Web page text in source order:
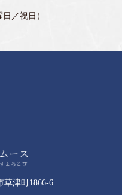
／祝日）
草津町1866-6